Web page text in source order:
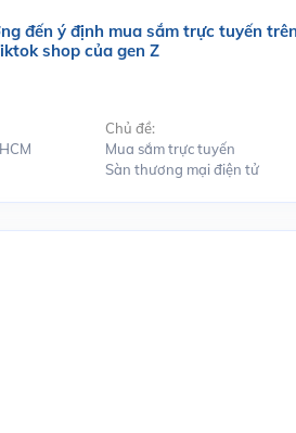
đến ý định mua sắm trực tuyến
shop của gen Z
Chủ đề:
Mua sắm trực tuyến
Sàn thương mại điện tử